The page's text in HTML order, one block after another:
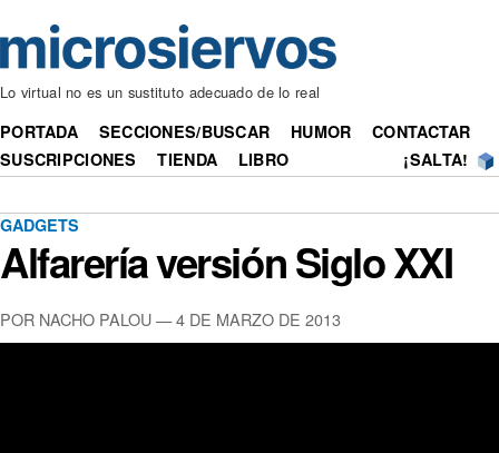
Lo virtual no es un sustituto adecuado de lo real
PORTADA SECCIONES/BUSCAR HUMOR
CONTACTAR
SUSCRIPCIONES
TIENDA LIBRO ¡SALTA!
GADGETS
Alfarería versión Siglo XXI
POR NACHO PALOU — 4 DE MARZO DE 2013